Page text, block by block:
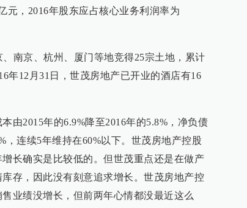
元，2016年股东应占核心业务利润率为
南京、杭州、厦门等地竞得25宗土地，累计
年12月31日，世茂房地产已开业的酒店有16
由2015年的6.9%降至2016年的5.8%，净负债
，连续5年维持在60%以下。世茂房地产控股
长确实是比较低的。但世茂重点还是在做产
存，因此没有刻意追求增长。世茂房地产控
业绩没增长，但前两年心情都没最近这么